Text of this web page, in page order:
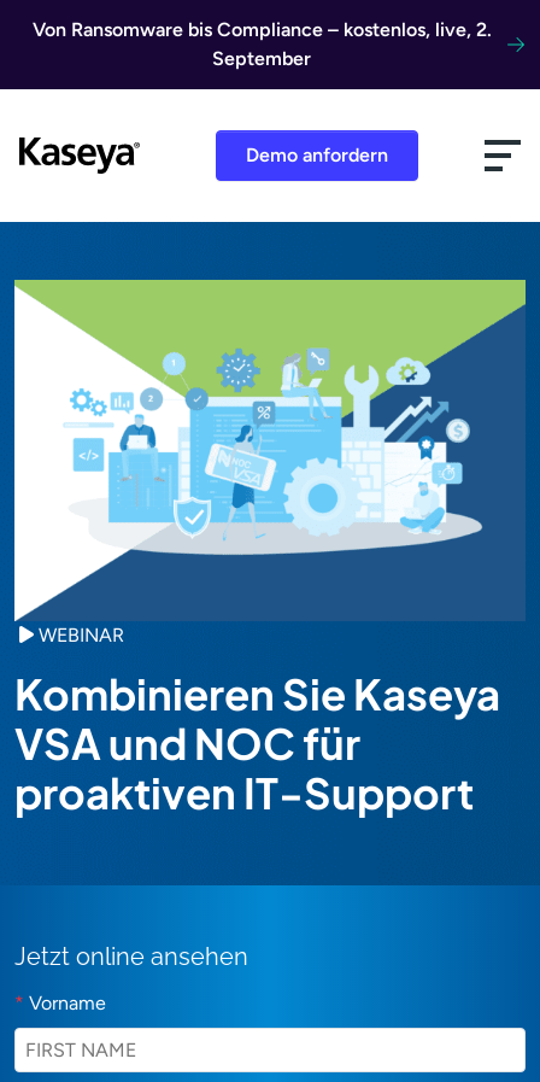
Von Ransomware bis Compliance – kostenlos, live, 2.
September
Demo anfordern
WEBINAR
Kombinieren Sie Kaseya
VSA und NOC für
proaktiven IT-Support
Jetzt online ansehen
* Vorname